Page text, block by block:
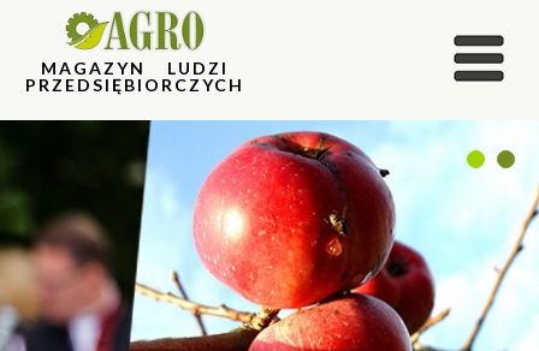
MAGAZYN LUDZI
PRZEDSIĘBIORCZYCH
1 2